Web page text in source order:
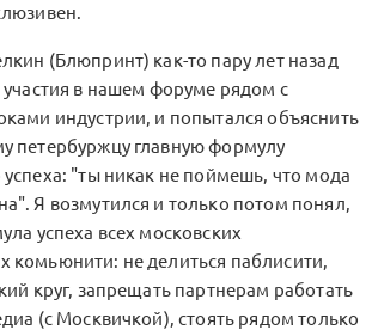
(Блюпринт) как-то пару лет назад
участия в нашем форуме рядом с
индустрии, и попытался объяснить
петербуржцу главную формулу
успеха: "ты никак не поймешь, что мода
Я возмутился и только потом понял,
успеха всех московских
комьюнити: не делиться паблисити,
круг, запрещать партнерам работать
(с Москвичкой), стоять рядом только